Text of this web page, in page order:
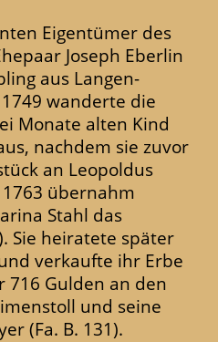
Eigentümer des
Joseph Eberlin
aus Langen-
wanderte die
Monate alten Kind
nachdem sie zuvor
an Leopoldus
übernahm
Stahl das
Sie heiratete später
verkaufte ihr Erbe
716 Gulden an den
und seine
(Fa. B. 131).